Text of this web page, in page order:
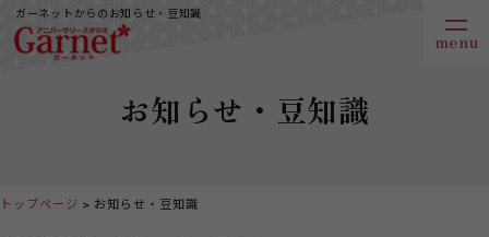
ガーネットからのお知らせ・豆知識
お知らせ・豆知識
トップページ お知らせ・豆知識